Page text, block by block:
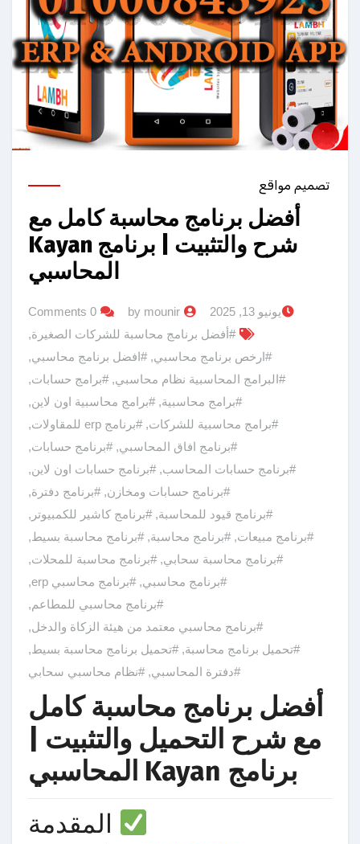
تصميم مواقع
أفضل برنامج محاسبة كامل مع
شرح والتثبيت | برنامج Kayan
المحاسبي
يونيو 13, 2025 by mounir
0 Comments
#أفضل برنامج محاسبة للشركات الصغيرة,
#ارخص برنامج محاسبي,#افضل برنامج محاسبي,
#البرامج المحاسبية نظام محاسبي,#برامج حسابات,
#برامج محاسبية,#برامج محاسبية اون لاين,
#برامج محاسبية للشركات,#برنامج erp للمقاولات
,
#برنامج افاق المحاسبي,#برنامج حسابات,
#برنامج حسابات المحاسب,#برنامج حسابات اون لاين,
#برنامج حسابات ومخازن,#برنامج دفترة,
#برنامج قيود للمحاسبة,#برنامج كاشير للكمبيوتر ,
#برنامج مبيعات,#برنامج محاسبة,#برنامج محاسبة بسيط,
#برنامج محاسبة سحابي,#برنامج محاسبة للمحلات,
#برنامج محاسبي,#برنامج محاسبي erp
,
#برنامج محاسبي للمطاعم,
#برنامج محاسبي معتمد من هيئة الزكاة والدخل,
#تحميل برنامج محاسبة,#تحميل برنامج محاسبة بسيط,
#دفترة المحاسبي,#نظام محاسبي سحابي
أفضل برنامج محاسبة كامل
مع شرح التحميل والتثبيت |
برنامج Kayan المحاسبي
المقدمة